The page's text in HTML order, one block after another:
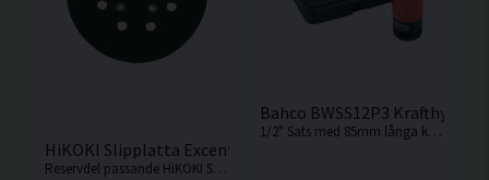
HiKOKI Slipplatta Excenterslip 125mm f. SV1813DA
Reservdel passande HiKOKI SV1813DA.
Bahco BWSS12P3
1/2" Sats med 85mm långa krafthylsor med plastbelagd yta för att skydda fälgarna som levereras i plastetui.